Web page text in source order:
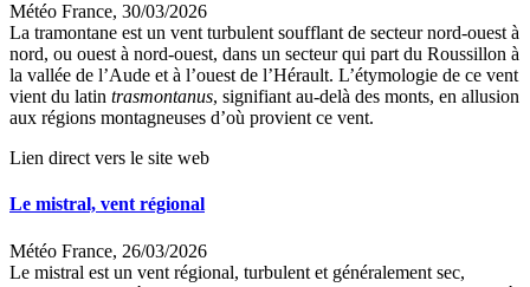
Météo France, 30/03/2026
La tramontane est un vent turbulent soufflant de secteur nord-ouest à
nord, ou ouest à nord-ouest, dans un secteur qui part du Roussillon à
la vallée de l’Aude et à l’ouest de l’Hérault. L’étymologie de ce vent
vient du latin trasmontanus, signifiant au-delà des monts, en allusion
aux régions montagneuses d’où provient ce vent.
Lien direct vers le site web
Le mistral, vent régional
Météo France, 26/03/2026
Le mistral est un vent régional, turbulent et généralement sec,